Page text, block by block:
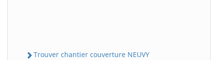
Trouver chantier couverture NEUVY